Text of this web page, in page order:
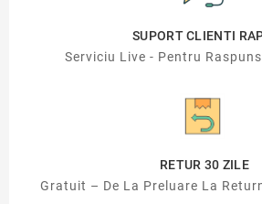
SUPORT CLIENTI
Serviciu Live - Pentru
RETUR 30 ZILE
Gratuit – De La Preluare La